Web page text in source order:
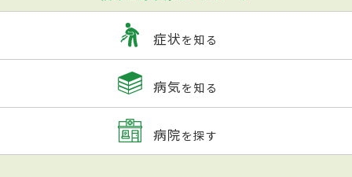
症状を知る
病気を知る
病院を探す